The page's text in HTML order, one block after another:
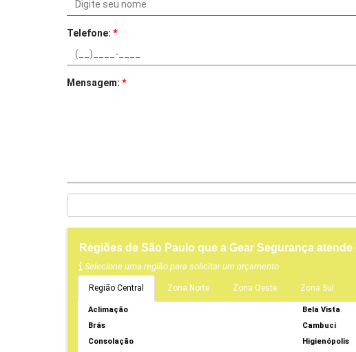
Telefone:*
Mensagem:*
Regiões de São Paulo que a Gear Segurança
Selecione uma região para solicitar um orçamento
Região Central Zona Norte Zona Oeste Zona Sul
Aclimação Bela Vista
Brás
Cambuci
Consolação
Higienópolis